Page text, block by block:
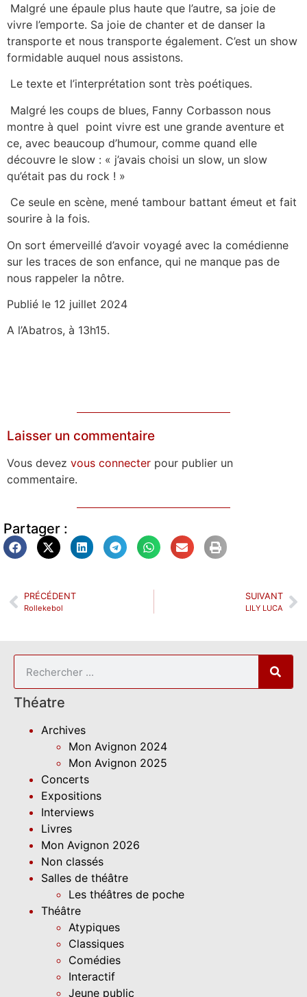
Théatre
Archives
Mon Avignon 2024
Mon Avignon 2025
Concerts
Expositions
Interviews
Livres
Mon Avignon 2026
Non classés
Salles de théâtre
Les théâtres de poche
Théâtre
Atypiques
Classiques
Comédies
Interactif
Jeune public
Malgré une épaule plus haute que l’autre, sa joie de
vivre l’emporte. Sa joie de chanter et de danser la
transporte et nous transporte également. C’est un show
formidable auquel nous assistons.
Le texte et l’interprétation sont très poétiques.
Malgré les coups de blues, Fanny Corbasson nous
montre à quel point vivre est une grande aventure et
ce, avec beaucoup d’humour, comme quand elle
découvre le slow : « j’avais choisi un slow, un slow
qu’était pas du rock ! »
Ce seule en scène, mené tambour battant émeut et fait
sourire à la fois.
On sort émerveillé d’avoir voyagé avec la comédienne
sur les traces de son enfance, qui ne manque pas de
nous rappeler la nôtre.
Publié le 12 juillet 2024
A l’Abatros, à 13h15.
Laisser un commentaire
Vous devez vous connecter pour publier un
commentaire.
Partager :
PRÉCÉDENT
Rollekebol
SUIVANT
LILY LUCA